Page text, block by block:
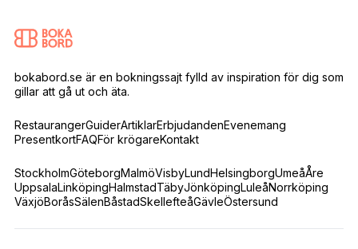
bokabord.se är en bokningssajt fylld av inspiration för dig som
gillar att gå ut och äta.
RestaurangerGuiderArtiklarErbjudandenEvenemang
PresentkortFAQFör krögareKontakt
StockholmGöteborgMalmöVisbyLundHelsingborgUmeåÅre
UppsalaLinköpingHalmstadTäbyJönköpingLuleåNorrköping
VäxjöBoråsSälenBåstadSkellefteåGävleÖstersund